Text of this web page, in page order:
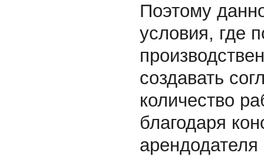
Поэтому
условия, где
создавать
количество
благодаря